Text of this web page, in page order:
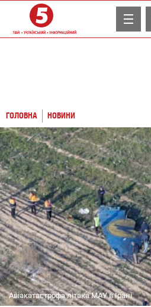
ГОЛОВНА НОВИНИ
Авіакатастрофа літака МАУ в Ірані